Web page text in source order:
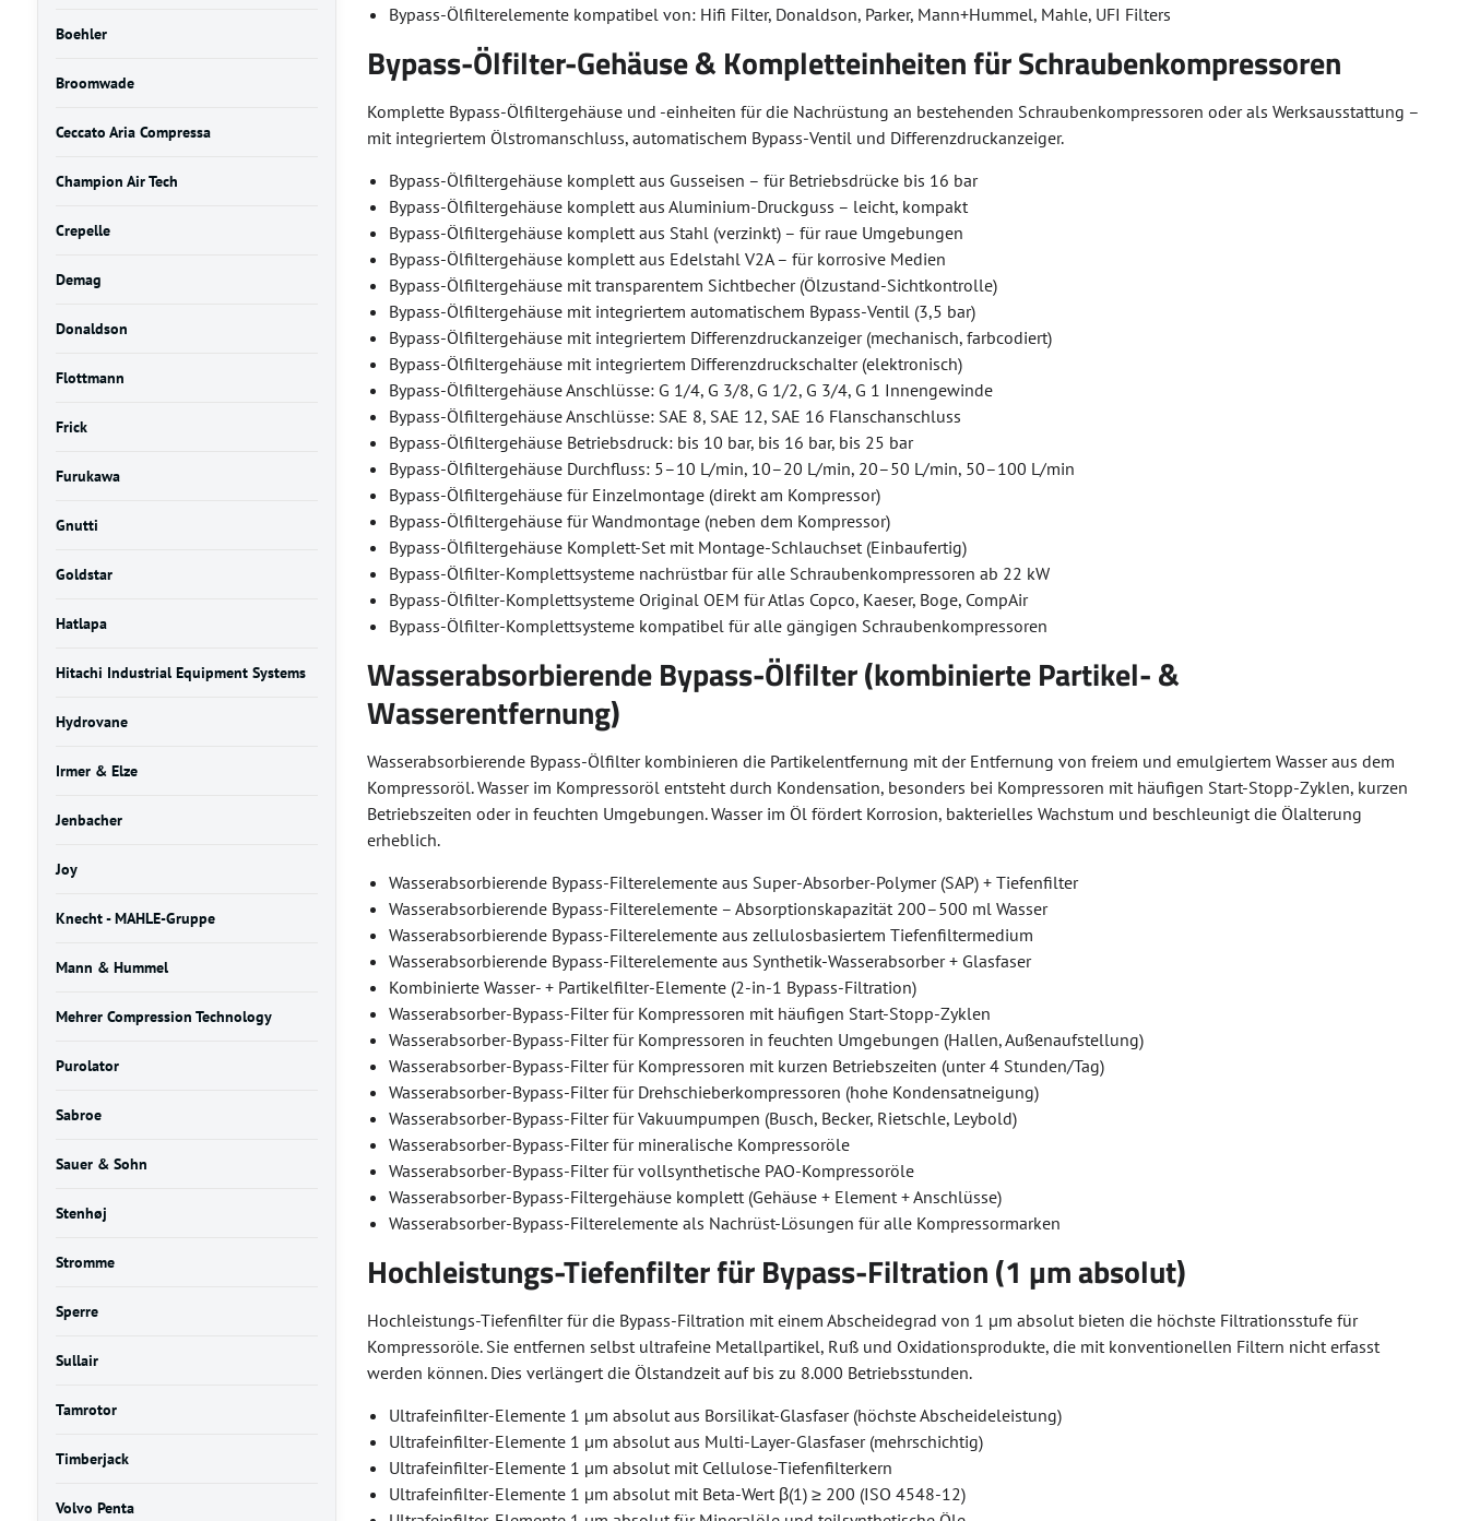
Bypass-Ölfilterelemente kompatibel von: Hifi Filter, Donaldson, Parker, Mann+Hummel, Mahle, UFI Filters
Bypass-Ölfilter-Gehäuse & Kompletteinheiten für Schraubenkompressoren
Komplette Bypass-Ölfiltergehäuse und -einheiten für die Nachrüstung an bestehenden Schraubenkompressoren oder als Werksausstattung –
mit integriertem Ölstromanschluss, automatischem Bypass-Ventil und Differenzdruckanzeiger.
Bypass-Ölfiltergehäuse komplett aus Gusseisen – für Betriebsdrücke bis 16 bar
Bypass-Ölfiltergehäuse komplett aus Aluminium-Druckguss – leicht, kompakt
Bypass-Ölfiltergehäuse komplett aus Stahl (verzinkt) – für raue Umgebungen
Bypass-Ölfiltergehäuse komplett aus Edelstahl V2A – für korrosive Medien
Bypass-Ölfiltergehäuse mit transparentem Sichtbecher (Ölzustand-Sichtkontrolle)
Bypass-Ölfiltergehäuse mit integriertem automatischem Bypass-Ventil (3,5 bar)
Bypass-Ölfiltergehäuse mit integriertem Differenzdruckanzeiger (mechanisch, farbcodiert)
Bypass-Ölfiltergehäuse mit integriertem Differenzdruckschalter (elektronisch)
Bypass-Ölfiltergehäuse Anschlüsse: G 1/4, G 3/8, G 1/2, G 3/4, G 1 Innengewinde
Bypass-Ölfiltergehäuse Anschlüsse: SAE 8, SAE 12, SAE 16 Flanschanschluss
Bypass-Ölfiltergehäuse Betriebsdruck: bis 10 bar, bis 16 bar, bis 25 bar
Bypass-Ölfiltergehäuse Durchfluss: 5–10 L/min, 10–20 L/min, 20–50 L/min, 50–100 L/min
Bypass-Ölfiltergehäuse für Einzelmontage (direkt am Kompressor)
Bypass-Ölfiltergehäuse für Wandmontage (neben dem Kompressor)
Bypass-Ölfiltergehäuse Komplett-Set mit Montage-Schlauchset (Einbaufertig)
Bypass-Ölfilter-Komplettsysteme nachrüstbar für alle Schraubenkompressoren ab 22 kW
Bypass-Ölfilter-Komplettsysteme Original OEM für Atlas Copco, Kaeser, Boge, CompAir
Bypass-Ölfilter-Komplettsysteme kompatibel für alle gängigen Schraubenkompressoren
Wasserabsorbierende Bypass-Ölfilter (kombinierte Partikel- &
Wasserentfernung)
Wasserabsorbierende Bypass-Ölfilter kombinieren die Partikelentfernung mit der Entfernung von freiem und emulgiertem Wasser aus dem
Kompressoröl. Wasser im Kompressoröl entsteht durch Kondensation, besonders bei Kompressoren mit häufigen Start-Stopp-Zyklen, kurzen
Betriebszeiten oder in feuchten Umgebungen. Wasser im Öl fördert Korrosion, bakterielles Wachstum und beschleunigt die Ölalterung
erheblich.
Wasserabsorbierende Bypass-Filterelemente aus Super-Absorber-Polymer (SAP) + Tiefenfilter
Wasserabsorbierende Bypass-Filterelemente – Absorptionskapazität 200–500 ml Wasser
Wasserabsorbierende Bypass-Filterelemente aus zellulosbasiertem Tiefenfiltermedium
Wasserabsorbierende Bypass-Filterelemente aus Synthetik-Wasserabsorber + Glasfaser
Kombinierte Wasser- + Partikelfilter-Elemente (2-in-1 Bypass-Filtration)
Wasserabsorber-Bypass-Filter für Kompressoren mit häufigen Start-Stopp-Zyklen
Wasserabsorber-Bypass-Filter für Kompressoren in feuchten Umgebungen (Hallen, Außenaufstellung)
Wasserabsorber-Bypass-Filter für Kompressoren mit kurzen Betriebszeiten (unter 4 Stunden/Tag)
Wasserabsorber-Bypass-Filter für Drehschieberkompressoren (hohe Kondensatneigung)
Wasserabsorber-Bypass-Filter für Vakuumpumpen (Busch, Becker, Rietschle, Leybold)
Wasserabsorber-Bypass-Filter für mineralische Kompressoröle
Wasserabsorber-Bypass-Filter für vollsynthetische PAO-Kompressoröle
Wasserabsorber-Bypass-Filtergehäuse komplett (Gehäuse + Element + Anschlüsse)
Wasserabsorber-Bypass-Filterelemente als Nachrüst-Lösungen für alle Kompressormarken
Hochleistungs-Tiefenfilter für Bypass-Filtration (1 µm absolut)
Hochleistungs-Tiefenfilter für die Bypass-Filtration mit einem Abscheidegrad von 1 µm absolut bieten die höchste Filtrationsstufe für
Kompressoröle. Sie entfernen selbst ultrafeine Metallpartikel, Ruß und Oxidationsprodukte, die mit konventionellen Filtern nicht erfasst
werden können. Dies verlängert die Ölstandzeit auf bis zu 8.000 Betriebsstunden.
Ultrafeinfilter-Elemente 1 µm absolut aus Borsilikat-Glasfaser (höchste Abscheideleistung)
Ultrafeinfilter-Elemente 1 µm absolut aus Multi-Layer-Glasfaser (mehrschichtig)
Ultrafeinfilter-Elemente 1 µm absolut mit Cellulose-Tiefenfilterkern
Ultrafeinfilter-Elemente 1 µm absolut mit Beta-Wert β(1) ≥ 200 (ISO 4548-12)
Boehler
Broomwade
Ceccato Aria Compressa
Champion Air Tech
Crepelle
Demag
Donaldson
Flottmann
Frick
Furukawa
Gnutti
Goldstar
Hatlapa
Hitachi Industrial Equipment Systems
Hydrovane
Irmer & Elze
Jenbacher
Joy
Knecht - MAHLE-Gruppe
Mann & Hummel
Mehrer Compression Technology
Purolator
Sabroe
Sauer & Sohn
Stenhøj
Stromme
Sperre
Sullair
Tamrotor
Timberjack
Volvo Penta